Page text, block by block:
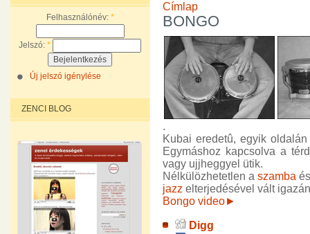
Felhasználónév: *
Jelszó: *
Új jelszó igénylése
ZENCI BLOG
Címlap
BONGO
.
Kubai eredetû, egyik
Egymáshoz kapcsolva a
vagy ujjheggyel ütik.
Nélkülözhetetlen a szamba
jazz elterjedésével vált
Bongo video►
Digg